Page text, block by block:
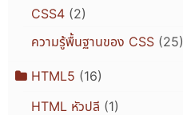
CSS4(2)
ความรู้พื้นฐานของ CSS(25)
HTML5 (16)
HTML หัวปลี (1)